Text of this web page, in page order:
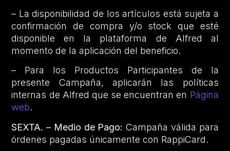
– La disponibilidad de los artículos está sujeta a
confirmación de compra y/o stock que esté
disponible en la plataforma de Alfred al
momento de la aplicación del beneficio.
– Para los Productos Participantes de la
presente Campaña, aplicarán las políticas
internas de Alfred que se encuentran en Página
web.
SEXTA. – Medio de Pago:Campaña válida para
órdenes pagadas únicamente con RappiCard.